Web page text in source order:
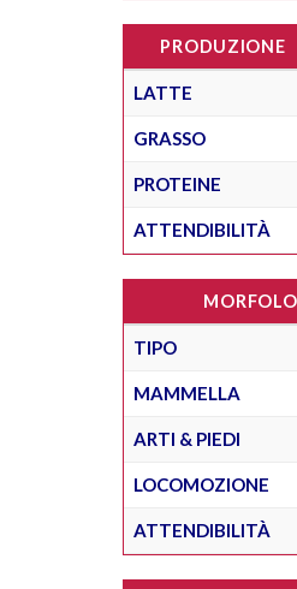
PRODUZIONE
LATTE
GRASSO
PROTEINE
ATTENDIBILITÀ
TIPO
MAMMELLA
ARTI & PIEDI
LOCOMOZIONE
ATTENDIBILITÀ